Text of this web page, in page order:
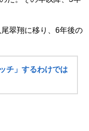
翠翔に移り、6年後の
チ」するわけでは